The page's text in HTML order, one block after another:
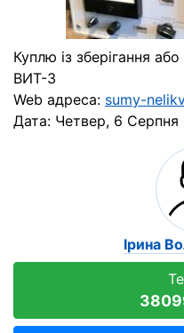
Куплю із зберігання
ВИТ-3
Web адреса: sumy-
Дата: Четвер, 6 Серпня
Ірина